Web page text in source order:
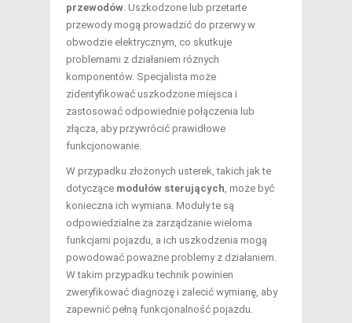
przewodów . Uszkodzone lub przetarte
przewody mogą prowadzić do przerwy w
obwodzie elektrycznym, co skutkuje
problemami z działaniem różnych
komponentów. Specjalista może
zidentyfikować uszkodzone miejsca i
zastosować odpowiednie połączenia lub
złącza, aby przywrócić prawidłowe
funkcjonowanie.
W przypadku złożonych usterek, takich jak te
dotyczące modułów sterujących , może być
konieczna ich wymiana. Moduły te są
odpowiedzialne za zarządzanie wieloma
funkcjami pojazdu, a ich uszkodzenia mogą
powodować poważne problemy z działaniem.
W takim przypadku technik powinien
zweryfikować diagnozę i zalecić wymianę, aby
zapewnić pełną funkcjonalność pojazdu.